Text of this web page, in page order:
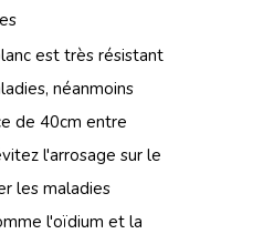
est très résistant
néanmoins
de 40cm entre
l'arrosage sur le
les maladies
l'oïdium et la